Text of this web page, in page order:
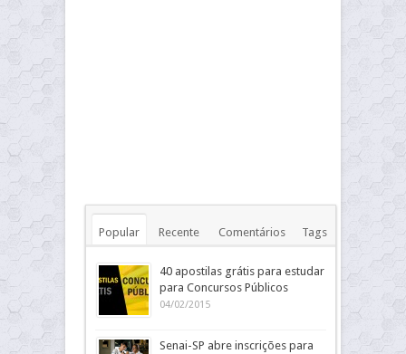
Popular Recente Comentários Tags
40 apostilas grátis para estudar
para Concursos Públicos
04/02/2015
Senai-SP abre inscrições para